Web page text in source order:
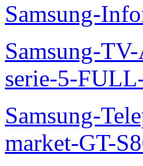
Samsung-
Samsung-
serie-5-
Samsung-
market-GT-